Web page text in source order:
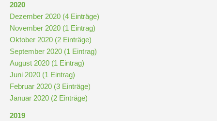
2020
Dezember 2020 (4 Einträge)
November 2020 (1 Eintrag)
Oktober 2020 (2 Einträge)
September 2020 (1 Eintrag)
August 2020 (1 Eintrag)
Juni 2020 (1 Eintrag)
Februar 2020 (3 Einträge)
Januar 2020 (2 Einträge)
2019